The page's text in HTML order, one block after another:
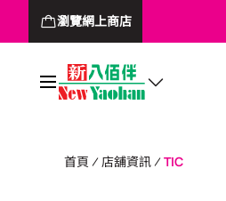
瀏覽網上商店
首頁 店舖資訊 TIC